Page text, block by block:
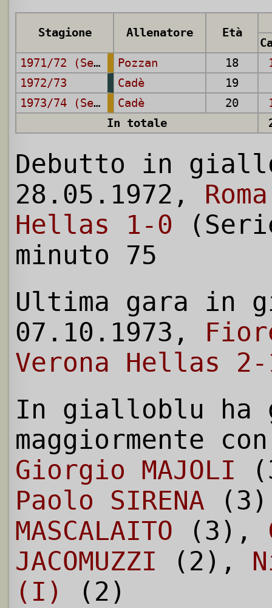
Stagione Allenatore Età
1971/72 (Serie A) Pozzan 18
1972/73
Cadè
19
1973/74 (Serie A)
Cadè 20
In totale
Debutto in
28.05.1972,
Hellas 1-0
minuto 75
Ultima gara in
07.10.1973,
Verona Hellas 2-
In gialloblu ha
maggiormente
Giorgio MAJOLI
Paolo SIRENA
MASCALAITO (3),
JACOMUZZI (2),
(I)
(2)